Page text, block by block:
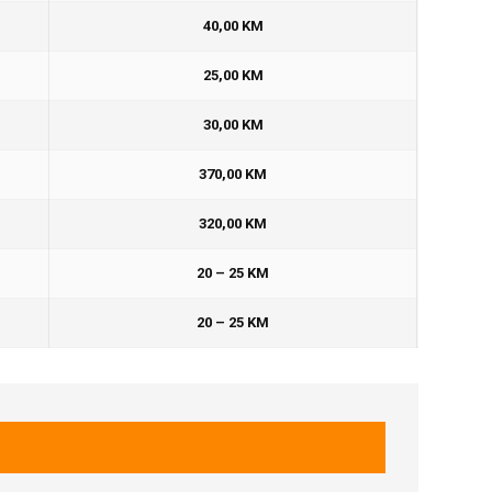
40,00 KM
25,00 KM
30,00 KM
370,00 KM
320,00 KM
20 – 25 KM
20 – 25 KM